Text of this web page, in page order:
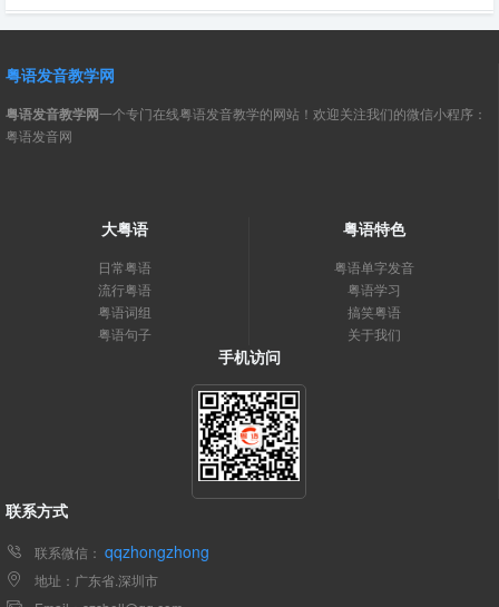
粤语发音教学网
粤语发音教学网一个专门在线粤语发音教学的网站！欢迎关注我们的微信小程序：
粤语发音网
大粤语
日常粤语
流行粤语
粤语词组
粤语句子
粤语特色
粤语单字发音
粤语学习
搞笑粤语
关于我们
手机访问
联系方式
联系微信： qqzhongzhong
地址：广东省.深圳市